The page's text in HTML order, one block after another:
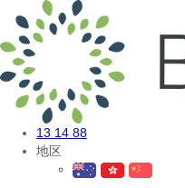
13 14 88
地区